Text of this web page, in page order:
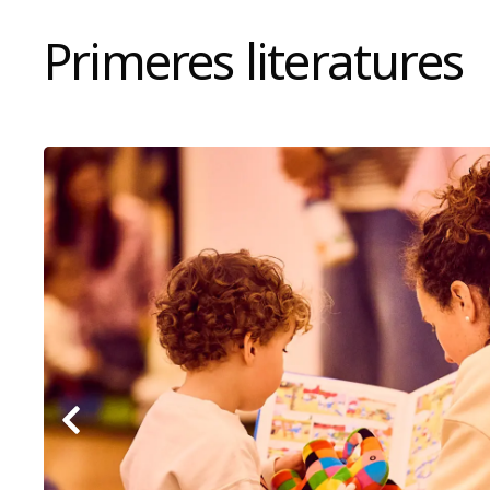
Primeres literatures